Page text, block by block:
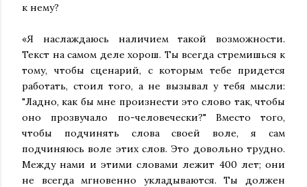
к нему?
«Я наслаждаюсь наличием такой возможности.
Текст на самом деле хорош. Ты всегда стремишься к
тому, чтобы сценарий, с которым тебе придется
работать, стоил того, а не вызывал у тебя мысли:
"Ладно, как бы мне произнести это слово так, чтобы
оно прозвучало по-человечески?" Вместо того,
чтобы подчинять слова своей воле, я сам
подчиняюсь воле этих слов. Это довольно трудно.
Между нами и этими словами лежит 400 лет; они
не всегда мгновенно укладываются. Ты должен